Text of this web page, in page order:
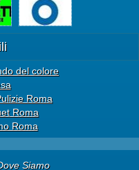
del colore
Roma
Roma
Roma
Siamo